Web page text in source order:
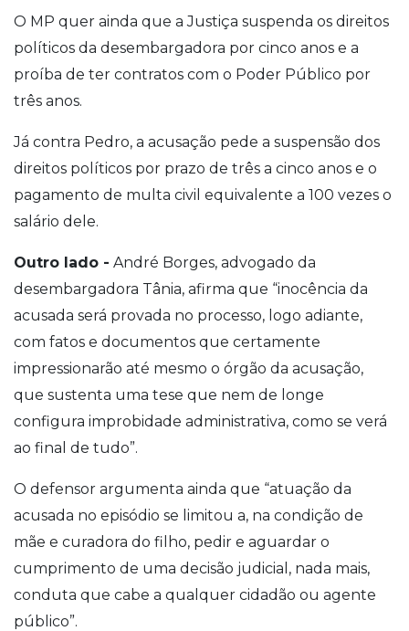
O MP quer ainda que a Justiça suspenda os direitos
políticos da desembargadora por cinco anos e a
proíba de ter contratos com o Poder Público por
três anos.
Já contra Pedro, a acusação pede a suspensão dos
direitos políticos por prazo de três a cinco anos e o
pagamento de multa civil equivalente a 100 vezes o
salário dele.
Outro lado - André Borges, advogado da
desembargadora Tânia, afirma que “inocência da
acusada será provada no processo, logo adiante,
com fatos e documentos que certamente
impressionarão até mesmo o órgão da acusação,
que sustenta uma tese que nem de longe
configura improbidade administrativa, como se verá
ao final de tudo”.
O defensor argumenta ainda que “atuação da
acusada no episódio se limitou a, na condição de
mãe e curadora do filho, pedir e aguardar o
cumprimento de uma decisão judicial, nada mais,
conduta que cabe a qualquer cidadão ou agente
público”.